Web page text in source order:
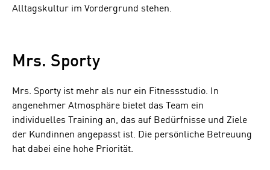
Alltagskultur im Vordergrund stehen.
Mrs. Sporty
Mrs. Sporty ist mehr als nur ein Fitnessstudio. In
angenehmer Atmosphäre bietet das Team ein
individuelles Training an, das auf Bedürfnisse und Ziele
der Kundinnen angepasst ist. Die persönliche Betreuung
hat dabei eine hohe Priorität.